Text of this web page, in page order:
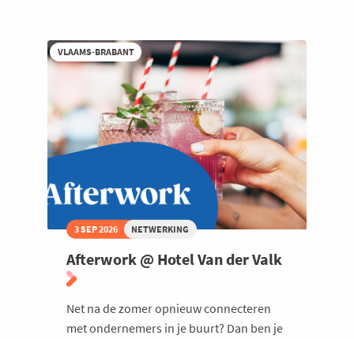
Moors,
Permanent
Vertegenwoordiger
België
de
Europese
VLAAMS-BRABANT
3 SEP 2026 NETWERKING
Afterwork @ Hotel Van der Valk
Net na de zomer opnieuw connecteren
met ondernemers in je buurt? Dan ben je